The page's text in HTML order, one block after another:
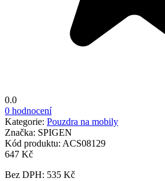
0.0
0 hodnocení
Kategorie: Pouzdra na mobily
Značka: SPIGEN
Kód produktu: ACS08129
647 Kč
Bez DPH: 535 Kč